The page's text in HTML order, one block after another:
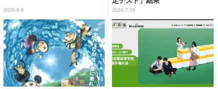
2026.8.6 2026.7.16